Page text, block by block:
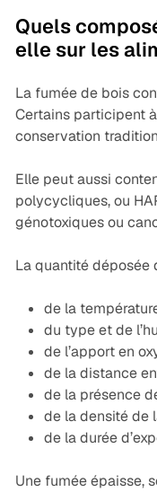
Quels
elle sur les
La fumée de bois
Certains participent
conservation
Elle peut aussi
polycycliques, ou
génotoxiques ou
La quantité déposée
de la
du type et de
de l’apport en
de la distance
de la présence
de la densité de
de la durée
Une fumée épaisse,